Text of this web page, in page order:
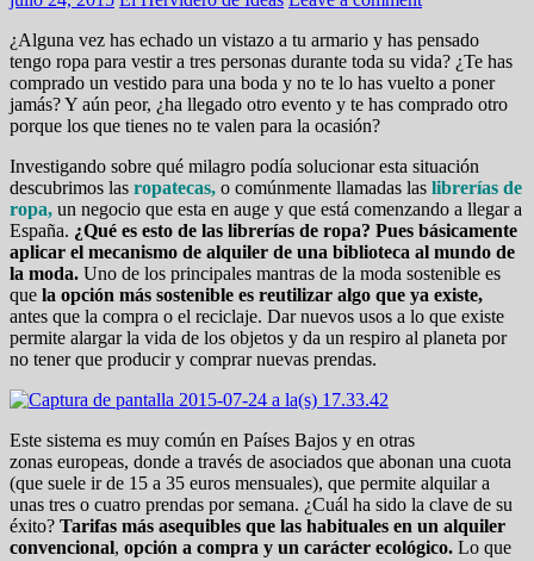
¿Alguna vez has echado un vistazo a tu armario y has pensado
tengo ropa para vestir a tres personas durante toda su vida? ¿Te has
comprado un vestido para una boda y no te lo has vuelto a poner
jamás? Y aún peor, ¿ha llegado otro evento y te has comprado otro
porque los que tienes no te valen para la ocasión?
Investigando sobre qué milagro podía solucionar esta situación
descubrimos las ropatecas, o comúnmente llamadas las librerías de
ropa, un negocio que esta en auge y que está comenzando a llegar a
España. ¿Qué es esto de las librerías de ropa? Pues básicamente
aplicar el mecanismo de alquiler de una biblioteca al mundo de
la moda. Uno de los principales mantras de la moda sostenible es
que la opción más sostenible es reutilizar algo que ya existe,
antes que la compra o el reciclaje. Dar nuevos usos a lo que existe
permite alargar la vida de los objetos y da un respiro al planeta por
no tener que producir y comprar nuevas prendas.
Este sistema es muy común en Países Bajos y en otras
zonas europeas, donde a través de asociados que abonan una cuota
(que suele ir de 15 a 35 euros mensuales), que permite alquilar a
unas tres o cuatro prendas por semana. ¿Cuál ha sido la clave de su
éxito? Tarifas más asequibles que las habituales en un alquiler
convencional, opción a compra y un carácter ecológico. Lo que